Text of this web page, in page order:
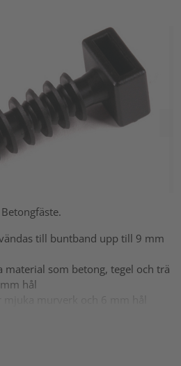
till buntband upp till 9 mm
material som betong, tegel och trä
hål
mjuka murverk och 6 mm hål